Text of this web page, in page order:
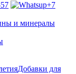
+7
и минералы
Добавки для